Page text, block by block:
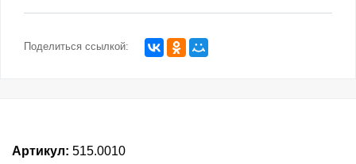
Поделиться ссылкой:
Артикул: 515.0010